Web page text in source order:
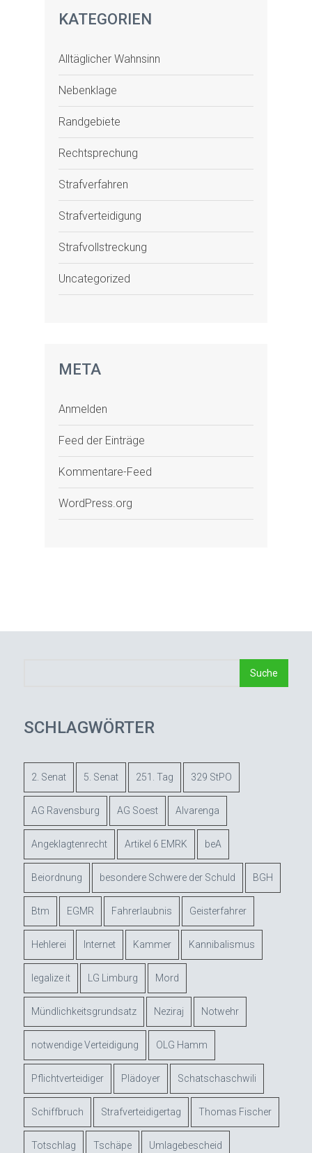
KATEGORIEN
Alltäglicher Wahnsinn
Nebenklage
Randgebiete
Rechtsprechung
Strafverfahren
Strafverteidigung
Strafvollstreckung
Uncategorized
META
Anmelden
Feed der Einträge
Kommentare-Feed
WordPress.org
SCHLAGWÖRTER
2. Senat 5. Senat 251. Tag 329 StPO
AG Ravensburg AG Soest Alvarenga
Angeklagtenrecht Artikel 6 EMRK beA
Beiordnung besondere Schwere der Schuld BGH
Btm EGMR Fahrerlaubnis Geisterfahrer
Hehlerei Internet Kammer Kannibalismus
legalize it LG Limburg Mord
Mündlichkeitsgrundsatz Neziraj Notwehr
notwendige Verteidigung OLG Hamm
Pflichtverteidiger Plädoyer Schatschaschwili
Schiffbruch Strafverteidigertag Thomas Fischer
Totschlag Tschäpe Umlagebescheid